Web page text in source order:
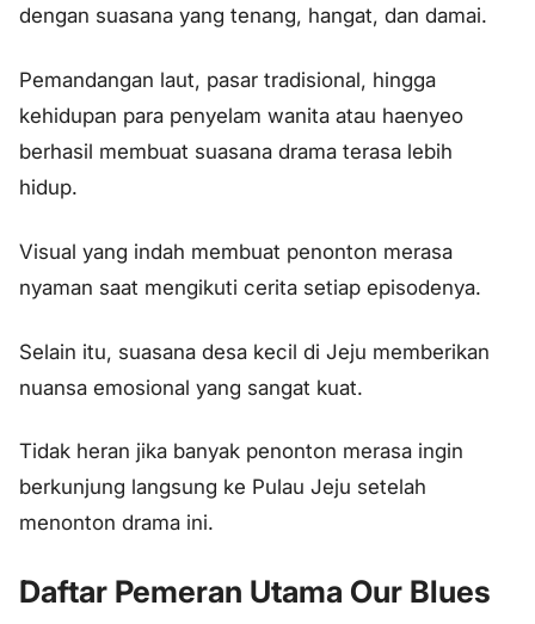
dengan suasana yang tenang, hangat, dan damai.
Pemandangan laut, pasar tradisional, hingga
kehidupan para penyelam wanita atau haenyeo
berhasil membuat suasana drama terasa lebih
hidup.
Visual yang indah membuat penonton merasa
nyaman saat mengikuti cerita setiap episodenya.
Selain itu, suasana desa kecil di Jeju memberikan
nuansa emosional yang sangat kuat.
Tidak heran jika banyak penonton merasa ingin
berkunjung langsung ke Pulau Jeju setelah
menonton drama ini.
Daftar Pemeran Utama Our Blues